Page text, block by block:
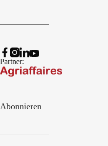
Partner:
Abonnieren